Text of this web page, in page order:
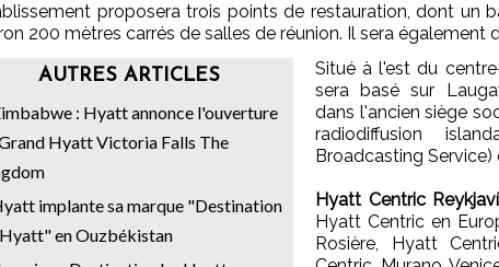
proposera trois points de restauration, dont un
200 mètres carrés de salles de réunion. Il sera également
AUTRES ARTICLES
: Hyatt annonce l'ouverture
Hyatt Victoria Falls The
implante sa marque "Destination
en Ouzbékistan
Situé à l'est du
sera basé sur
dans l'ancien siège
radiodiffusion
Broadcasting Service)
Hyatt Centric
Hyatt Centric en
Rosière, Hyatt